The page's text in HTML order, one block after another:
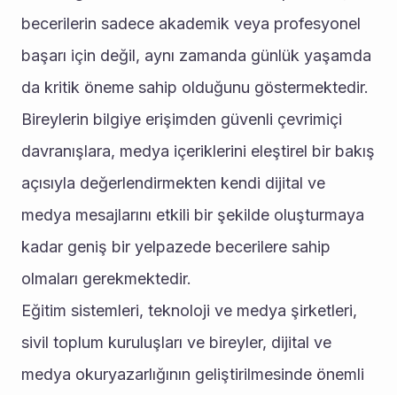
becerilerin sadece akademik veya profesyonel
başarı için değil, aynı zamanda günlük yaşamda
da kritik öneme sahip olduğunu göstermektedir.
Bireylerin bilgiye erişimden güvenli çevrimiçi
davranışlara, medya içeriklerini eleştirel bir bakış
açısıyla değerlendirmekten kendi dijital ve
medya mesajlarını etkili bir şekilde oluşturmaya
kadar geniş bir yelpazede becerilere sahip
olmaları gerekmektedir.
Eğitim sistemleri, teknoloji ve medya şirketleri,
sivil toplum kuruluşları ve bireyler, dijital ve
medya okuryazarlığının geliştirilmesinde önemli